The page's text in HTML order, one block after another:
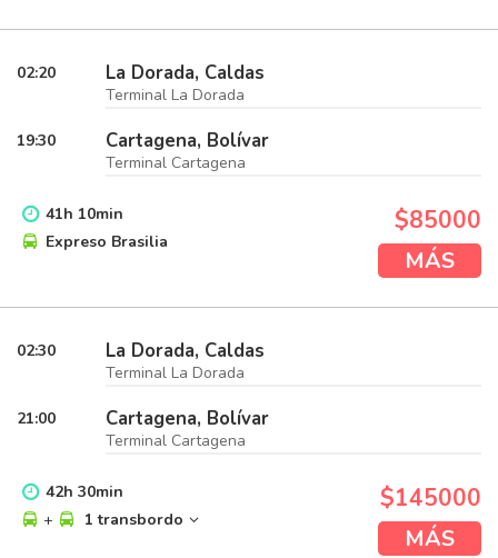
02:20 La Dorada, Caldas
Terminal La Dorada
19:30 Cartagena, Bolívar
Terminal Cartagena
41h 10min
Expreso Brasilia
$85000
MÁS
02:30 La Dorada, Caldas
Terminal La Dorada
21:00 Cartagena, Bolívar
Terminal Cartagena
42h 30min
+
1 transbordo
$145000
MÁS